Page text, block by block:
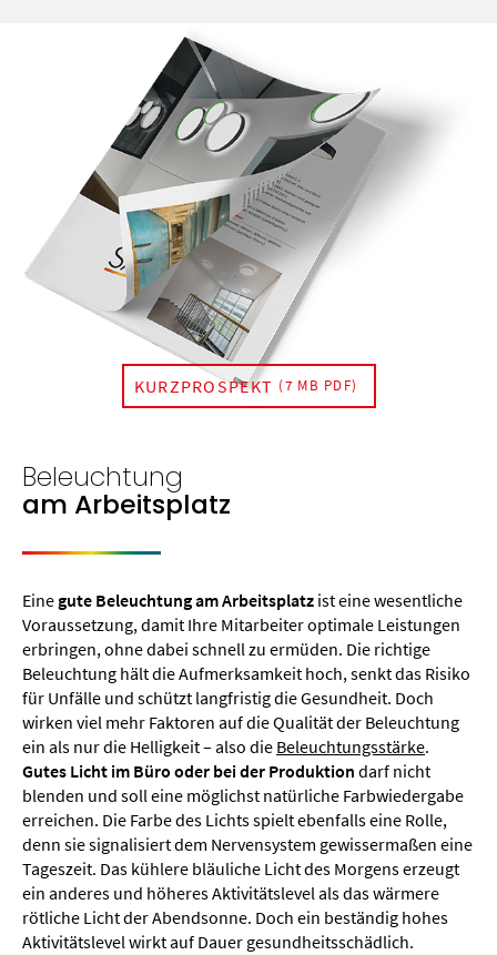
KURZPROSPEKT (7 MB PDF)
Beleuchtung
am Arbeitsplatz
Eine gute Beleuchtung am Arbeitsplatz ist eine wesentliche
Voraussetzung, damit Ihre Mitarbeiter optimale Leistungen
erbringen, ohne dabei schnell zu ermüden. Die richtige
Beleuchtung hält die Aufmerksamkeit hoch, senkt das Risiko
für Unfälle und schützt langfristig die Gesundheit. Doch
wirken viel mehr Faktoren auf die Qualität der Beleuchtung
ein als nur die Helligkeit – also die Beleuchtungsstärke.
Gutes Licht im Büro oder bei der Produktion darf nicht
blenden und soll eine möglichst natürliche Farbwiedergabe
erreichen. Die Farbe des Lichts spielt ebenfalls eine Rolle,
denn sie signalisiert dem Nervensystem gewissermaßen eine
Tageszeit. Das kühlere bläuliche Licht des Morgens erzeugt
ein anderes und höheres Aktivitätslevel als das wärmere
rötliche Licht der Abendsonne. Doch ein beständig hohes
Aktivitätslevel wirkt auf Dauer gesundheitsschädlich.